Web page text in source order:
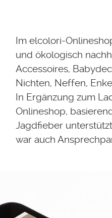
Im elcolori-
und ökologisch
Accessoires,
Nichten, Neffen,
In Ergänzung zum
Onlineshop,
Jagdfieber
war auch